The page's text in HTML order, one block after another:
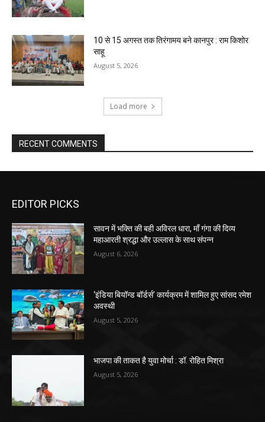
10 से 15 अगस्त तक तिरंगामय बने कानपुर : राम किशोर
साहू
August 5, 2026
Load more
RECENT COMMENTS
EDITOR PICKS
सावन में भक्ति की बही अविरल धारा, माँ गंगा की दिव्य
महाआरती श्रद्धा और उल्लास के साथ संपन्न
August 6, 2026
‘इंडिया बियॉन्ड बॉर्डर्स’ कार्यक्रम में शामिल हुए सांसद रमेश
अवस्थी
August 5, 2026
भाजपा की ताकत है युवा मोर्चा : डॉ. रोहित मिश्रा
August 5, 2026